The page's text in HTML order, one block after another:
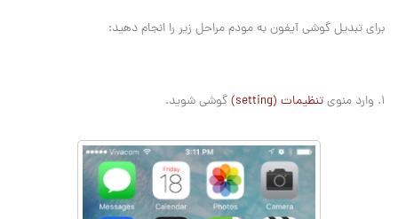
برای تبدیل گوشی آیفون به مودم مراحل زیر را انجام دهید:
1. وارد منوی تنظیمات (setting) گوشی شوید.